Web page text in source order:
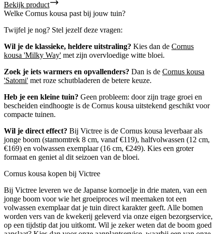
Bekijk product
Welke Cornus kousa past bij jouw tuin?
Twijfel je nog? Stel jezelf deze vragen:
Wil je de klassieke, heldere uitstraling? Kies dan de Cornus
kousa 'Milky Way' met zijn overvloedige witte bloei.
Zoek je iets warmers en opvallenders? Dan is de Cornus kousa
'Satomi' met roze schutbladeren de betere keuze.
Heb je een kleine tuin? Geen probleem: door zijn trage groei en
bescheiden eindhoogte is de Cornus kousa uitstekend geschikt voor
compacte tuinen.
Wil je direct effect? Bij Victree is de Cornus kousa leverbaar als
jonge boom (stamomtrek 8 cm, vanaf €119), halfvolwassen (12 cm,
€169) en volwassen exemplaar (16 cm, €249). Kies een groter
formaat en geniet al dit seizoen van de bloei.
Cornus kousa kopen bij Victree
Bij Victree leveren we de Japanse kornoelje in drie maten, van een
jonge boom voor wie het groeiproces wil meemaken tot een
volwassen exemplaar dat je tuin direct karakter geeft. Alle bomen
worden vers van de kwekerij geleverd via onze eigen bezorgservice,
op een tijdstip dat jou uitkomt. Wil je zeker weten dat de boom goed